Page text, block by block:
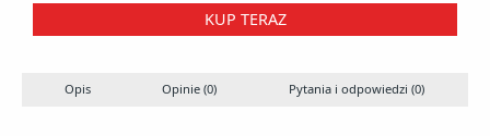
KUP TERAZ
Opis Opinie (0) Pytania i odpowiedzi (0)